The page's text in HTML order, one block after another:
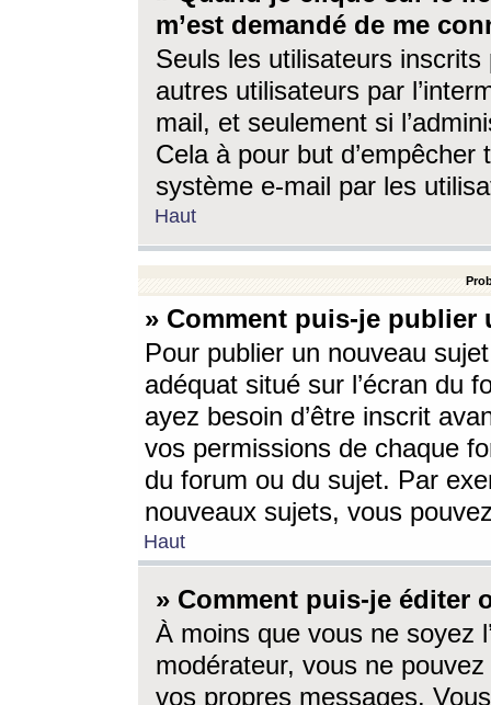
m’est demandé de me
Seuls les utilisateurs
autres utilisateurs par
mail, et seulement si
Cela à pour but
système e-mail par les
Haut
» Comment puis-je
Pour publier un nouveau
adéquat situé sur l’écran du
ayez besoin d’être inscrit
vos permissions de chaque
du forum ou du sujet. Par
nouveaux sujets, vous
Haut
» Comment puis-je éditer
À moins que vous ne soyez
modérateur, vous ne
vos propres messages.